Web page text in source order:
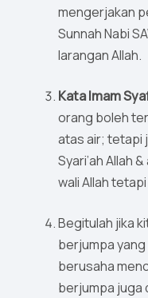
mengerjakan
Sunnah Nabi
larangan Allah.
Kata Imam
orang boleh
atas air; tetapi
Syari’ah Allah
wali Allah
Begitulah jika
berjumpa
berusaha
berjumpa juga